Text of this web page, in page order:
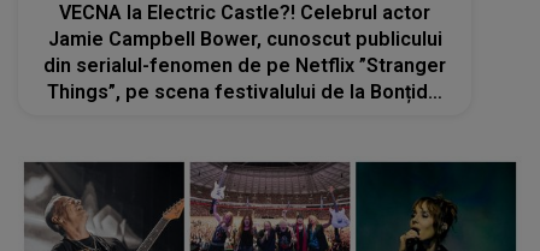
VECNA la Electric Castle?! Celebrul actor
Jamie Campbell Bower, cunoscut publicului
din serialul-fenomen de pe Netflix ”Stranger
Things”, pe scena festivalului de la Bonțida: